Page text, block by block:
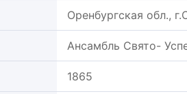
Оренбургская обл.,
Ансамбль Свято-
1865